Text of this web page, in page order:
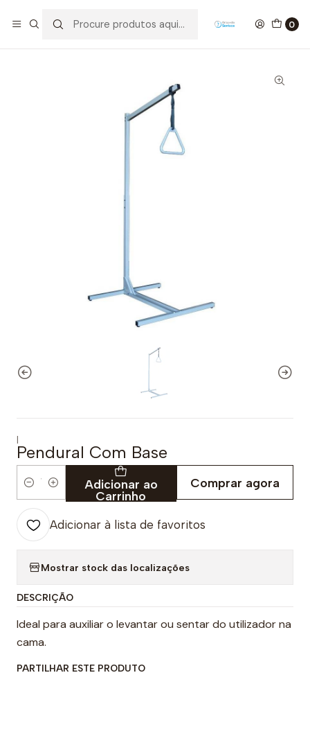
0
Acessórios
Pendural Com Base
|
Pendural Com Base
Quantidade
Adicionar ao
Carrinho
Comprar agora
Adicionar à lista de favoritos
Mostrar stock das localizações
DESCRIÇÃO
Ideal para auxiliar o levantar ou sentar do utilizador na
cama.
PARTILHAR ESTE PRODUTO